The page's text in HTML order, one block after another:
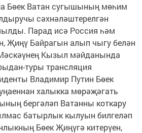
Бөек Ватан сугышының мөһим
сәхнәләштерелгән
Парад исә Россия һәм
Җиңү Байрагын алып чыгу белән
Кызыл мәйданында
туры трансляция
Владимир Путин Бөек
халыкка мөрәҗәгать
бергәләп Ватанны коткару
батырлык кылуын билгеләп
Бөек Җиңүгә китерүен,